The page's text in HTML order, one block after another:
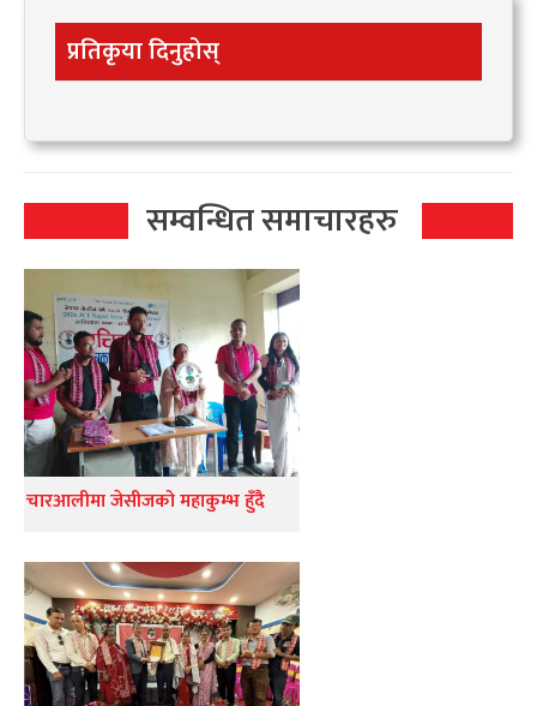
प्रतिकृया दिनुहोस्
सम्वन्धित समाचारहरु
चारआलीमा जेसीजको महाकुम्भ हुँदै